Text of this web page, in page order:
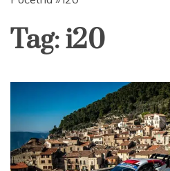
Tag:i20